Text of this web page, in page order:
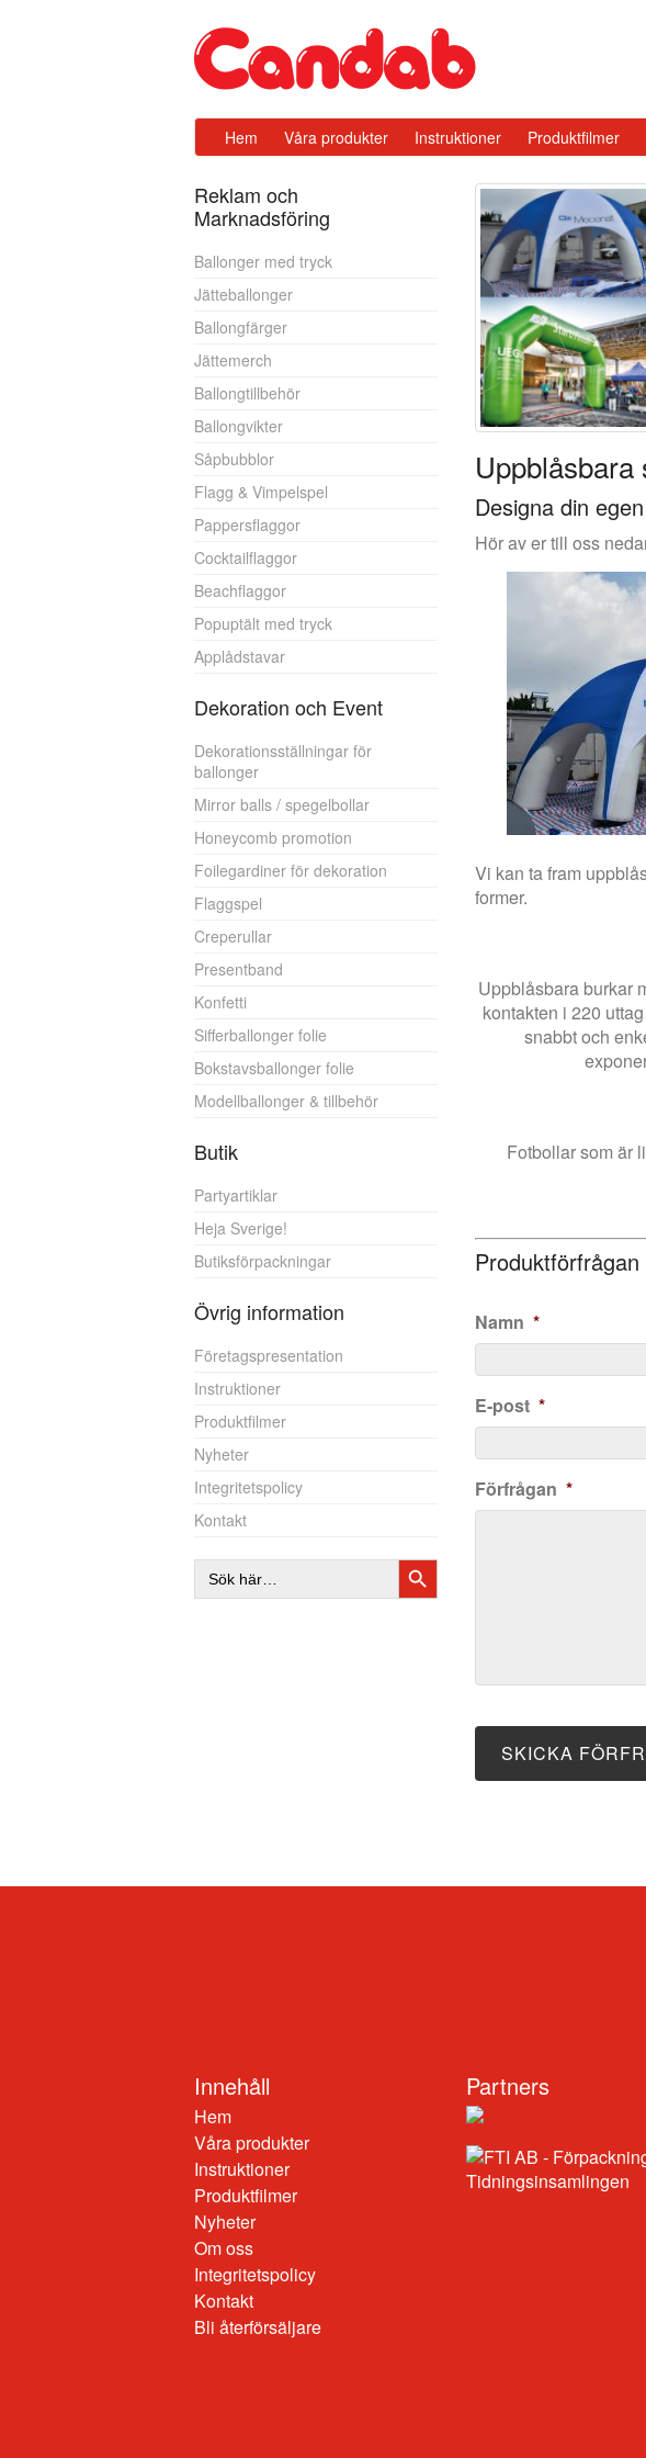
Hem Våra produkter Instruktioner Produktfilmer
Designa din
Hör av er till oss
Vi kan ta fram
former.
Uppblåsbara burkar
kontakten i 220
snabbt och
Fotbollar som är
Namn *
E-post *
Förfrågan *
SKICKA
Reklam och
Marknadsföring
Ballonger med tryck
Jätteballonger
Ballongfärger
Jättemerch
Ballongtillbehör
Ballongvikter
Såpbubblor
Flagg & Vimpelspel
Pappersflaggor
Cocktailflaggor
Beachflaggor
Popuptält med tryck
Applådstavar
Dekoration och Event
Dekorationsställningar för
ballonger
Mirror balls / spegelbollar
Honeycomb promotion
Foilegardiner för dekoration
Flaggspel
Creperullar
Presentband
Konfetti
Sifferballonger folie
Bokstavsballonger folie
Modellballonger & tillbehör
Butik
Partyartiklar
Heja Sverige!
Butiksförpackningar
Övrig information
Företagspresentation
Instruktioner
Produktfilmer
Nyheter
Integritetspolicy
Kontakt
Sök
efter:
SÖKKNAPP
Innehåll
Hem
Våra produkter
Instruktioner
Produktfilmer
Nyheter
Om oss
Integritetspolicy
Kontakt
Bli återförsäljare
Partners